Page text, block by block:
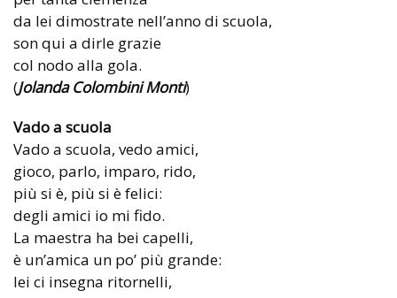
da lei dimostrate nell’anno di scuola,
son qui a dirle grazie
col nodo alla gola.
(Jolanda Colombini Monti)
Vado a scuola
Vado a scuola, vedo amici,
gioco, parlo, imparo, rido,
più si è, più si è felici:
degli amici io mi fido.
La maestra ha bei capelli,
è un’amica un po’ più grande:
lei ci insegna ritornelli,